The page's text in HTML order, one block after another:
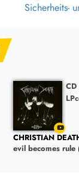
Sicherheits-
CHRISTIAN
evil becomes rule